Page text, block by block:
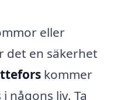
eller
det en säkerhet
kommer
någons liv. Ta